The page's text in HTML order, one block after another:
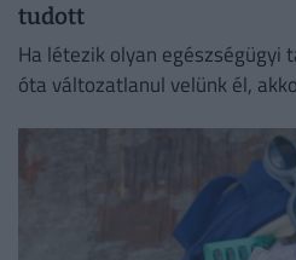
tudott
Ha létezik olyan egészségügyi
óta változatlanul velünk él,